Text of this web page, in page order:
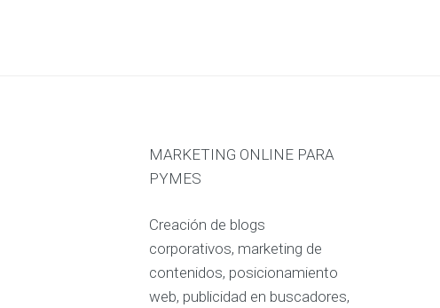
MARKETING ONLINE PARA
PYMES
Creación de blogs
corporativos, marketing de
contenidos, posicionamiento
web, publicidad en buscadores,